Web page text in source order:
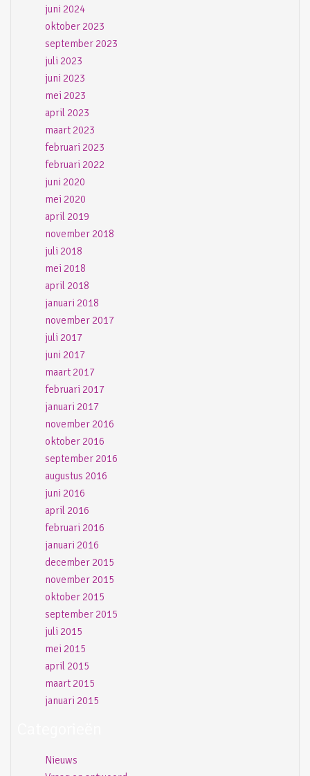
juni 2024
oktober 2023
september 2023
juli 2023
juni 2023
mei 2023
april 2023
maart 2023
februari 2023
februari 2022
juni 2020
mei 2020
april 2019
november 2018
juli 2018
mei 2018
april 2018
januari 2018
november 2017
juli 2017
juni 2017
maart 2017
februari 2017
januari 2017
november 2016
oktober 2016
september 2016
augustus 2016
juni 2016
april 2016
februari 2016
januari 2016
december 2015
november 2015
oktober 2015
september 2015
juli 2015
mei 2015
april 2015
maart 2015
januari 2015
Nieuws